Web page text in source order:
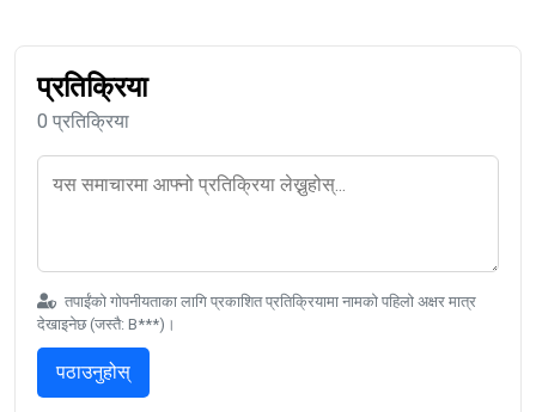
प्रतिक्रिया
0 प्रतिक्रिया
तपाईंको गोपनीयताका लागि प्रकाशित प्रतिक्रियामा नामको पहिलो अक्षर मात्र
देखाइनेछ (जस्तै: B***)।
पठाउनुहोस्